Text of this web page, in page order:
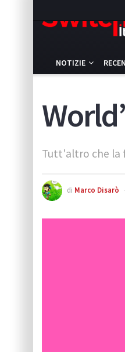
NOTIZIE
Tutt'altro che la
di Marco Disarò